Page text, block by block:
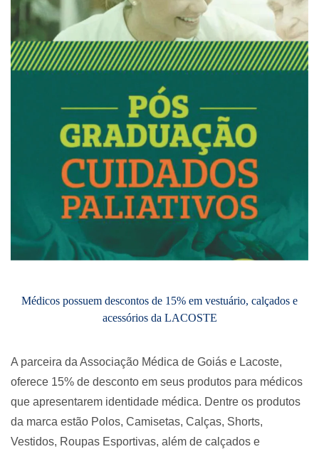
Médicos possuem descontos de 15% em vestuário, calçados e
acessórios da LACOSTE
A parceira da Associação Médica de Goiás e Lacoste,
oferece 15% de desconto em seus produtos para médicos
que apresentarem identidade médica. Dentre os produtos
da marca estão Polos, Camisetas, Calças, Shorts,
Vestidos, Roupas Esportivas, além de calçados e